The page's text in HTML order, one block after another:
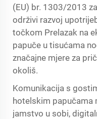
(EU) br. 1303/2013
održivi razvoj
točkom Prelazak na
papuče u tisućama
značajne mjere za
okoliš.
Komunikacija s
hotelskim papučama
jamstvo u sobi,